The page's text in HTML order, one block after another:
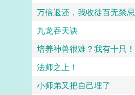
万倍返还，我收徒百无禁忌
九龙吞天诀
培养神兽很难？我有十只！
法师之上！
小师弟又把自己埋了